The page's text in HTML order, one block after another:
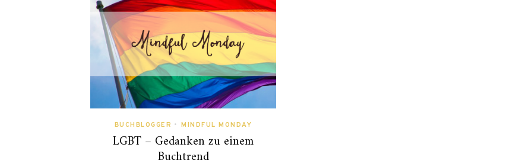
BUCHBLOGGER • MINDFUL MONDAY
LGBT – Gedanken zu einem